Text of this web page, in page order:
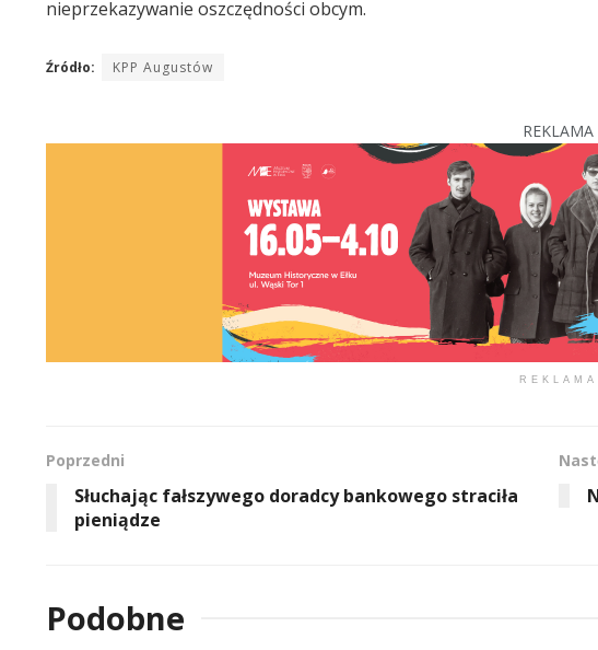
nieprzekazywanie oszczędności obcym.
Źródło: KPP Augustów
REKLAMA
REKLAMA
Poprzedni
Słuchając fałszywego doradcy bankowego straciła
pieniądze
Podobne